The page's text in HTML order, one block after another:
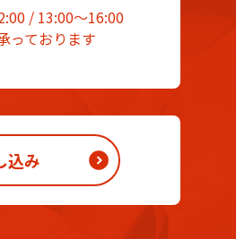
/ 13:00～16:00
っております
込み